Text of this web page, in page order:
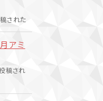
された
アミ
稿され